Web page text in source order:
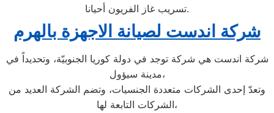
تسريب غاز الفريون أحيانا.
شركة اندست لصيانة الاجهزة بالهرم
شركة اندست هي شركة توجد في دولة كوريا الجنوبيّة، وتحديداً في
مدينة سيؤول،
وتعدّ إحدى الشركات متعددة الجنسيات، وتضم الشركة العديد من
الشركات التابعة لها،